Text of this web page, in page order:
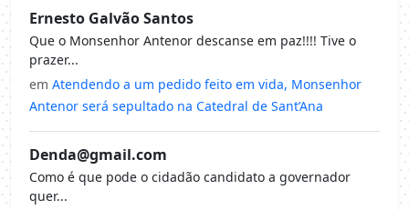
Ernesto Galvão Santos
Que o Monsenhor Antenor descanse em paz!!!! Tive o
prazer...
em Atendendo a um pedido feito em vida, Monsenhor
Antenor será sepultado na Catedral de Sant’Ana
Denda@gmail.com
Como é que pode o cidadão candidato a governador
quer...